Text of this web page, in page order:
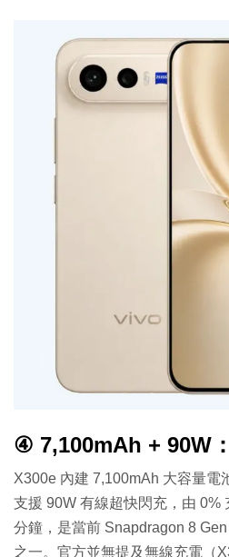
④ 7,100mAh + 90W
X300e 內建 7,100mAh 大容量電
支援 90W 有線超快閃充，由 0%
分鐘，是當前 Snapdragon 8
之一。官方並無提及無線充電（